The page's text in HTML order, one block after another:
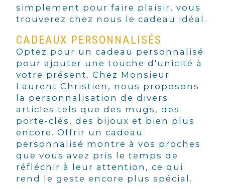
simplement pour faire plaisir, vous
trouverez chez nous le cadeau idéal.
CADEAUX PERSONNALISÉS
Optez pour un cadeau personnalisé
pour ajouter une touche d'unicité à
votre présent. Chez Monsieur
Laurent Christien, nous proposons
la personnalisation de divers
articles tels que des mugs, des
porte-clés, des bijoux et bien plus
encore. Offrir un cadeau
personnalisé montre à vos proches
que vous avez pris le temps de
réfléchir à leur attention, ce qui
rend le geste encore plus spécial.